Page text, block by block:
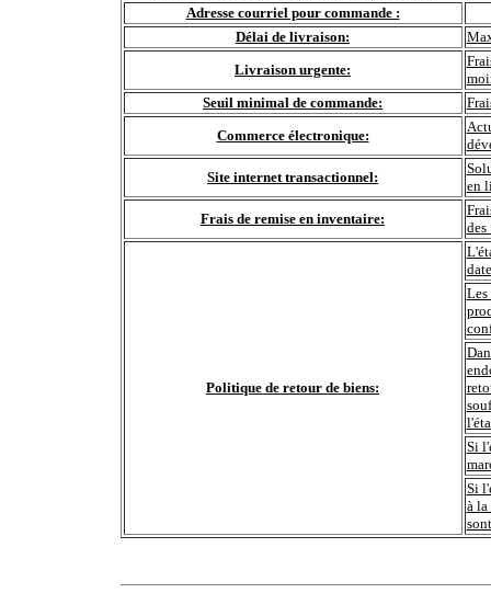
Adresse courriel pour commande :
Délai de livraison:
Livraison urgente:
Seuil minimal de commande:
Commerce électronique:
Site internet transactionnel:
en
Frais de remise en inventaire:
des
Politique de retour de biens:
Les
Si
Si
à la